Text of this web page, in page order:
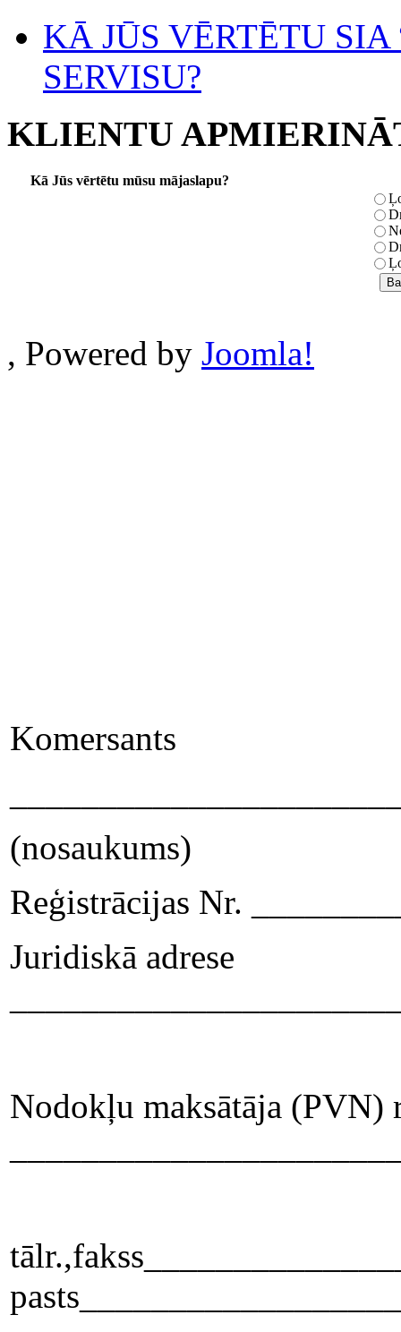
KĀ JŪS VĒRTĒTU
SERVISU?
KLIENTU
Kā Jūs vērtētu mūsu mājaslapu?
, Powered by Joomla!
Komersants
(nosaukums)
Reģistrācijas Nr.
Juridiskā adrese
Nodokļu maksātāja (PVN)